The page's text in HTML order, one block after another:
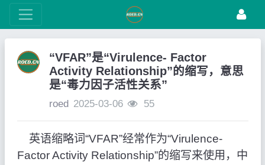
“VFAR”是“Virulence- Factor
Activity Relationship”的缩写，意思
是“毒力因子活性关系”
roed 2025-03-06 55
英语缩略词“VFAR”经常作为“Virulence-
Factor Activity Relationship”的缩写来使用，中